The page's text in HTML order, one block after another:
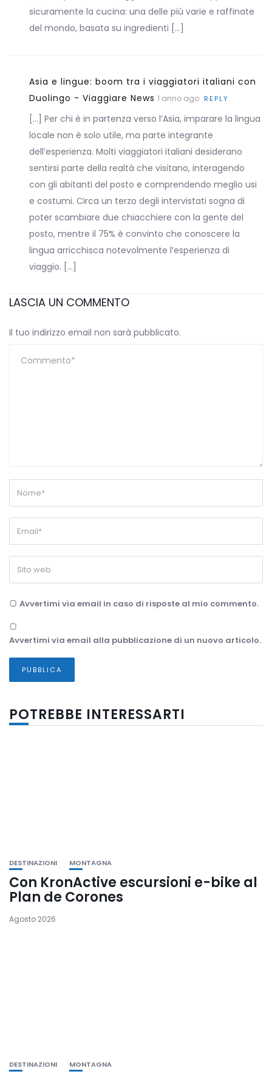
sicuramente la cucina: una delle più varie e raffinate
del mondo, basata su ingredienti […]
Asia e lingue: boom tra i viaggiatori italiani con
Duolingo - Viaggiare News 1 anno ago REPLY
[…] Per chi è in partenza verso l’Asia, imparare la lingua
locale non è solo utile, ma parte integrante
dell’esperienza. Molti viaggiatori italiani desiderano
sentirsi parte della realtà che visitano, interagendo
con gli abitanti del posto e comprendendo meglio usi
e costumi. Circa un terzo degli intervistati sogna di
poter scambiare due chiacchiere con la gente del
posto, mentre il 75% è convinto che conoscere la
lingua arricchisca notevolmente l’esperienza di
viaggio. […]
LASCIA UN COMMENTO
Il tuo indirizzo email non sarà pubblicato.
Avvertimi via email in caso di risposte al mio commento.
Avvertimi via email alla pubblicazione di un nuovo articolo.
POTREBBE INTERESSARTI
DESTINAZIONI MONTAGNA
Con KronActive escursioni e-bike al
Plan de Corones
Agosto 2026
DESTINAZIONI MONTAGNA